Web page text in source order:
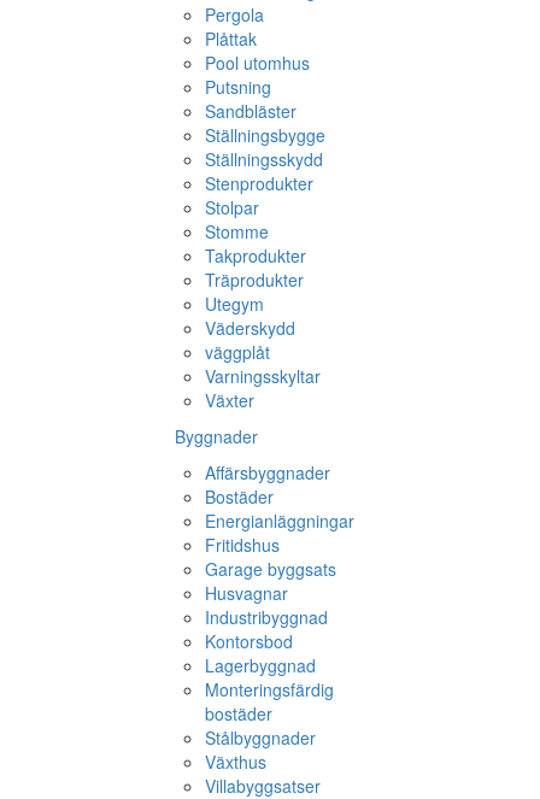
Pergola
Plåttak
Pool utomhus
Putsning
Sandbläster
Ställningsbygge
Ställningsskydd
Stenprodukter
Stolpar
Stomme
Takprodukter
Träprodukter
Utegym
Väderskydd
väggplåt
Varningsskyltar
Växter
Byggnader
Affärsbyggnader
Bostäder
Energianläggningar
Fritidshus
Garage byggsats
Husvagnar
Industribyggnad
Kontorsbod
Lagerbyggnad
Monteringsfärdig
bostäder
Stålbyggnader
Växthus
Villabyggsatser